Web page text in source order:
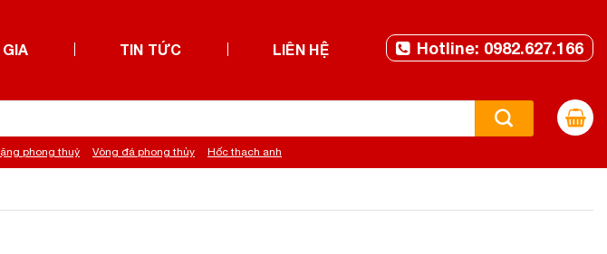
TIN TỨC LIÊN HỆ Hotline: 0982.627.166
phong thuỷ Vòng đá phong thủy Hốc thạch anh